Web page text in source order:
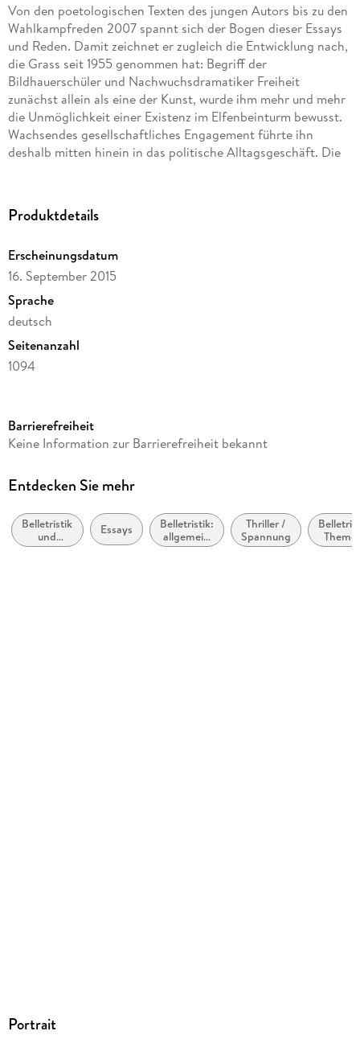
Von den poetologischen Texten des jungen Autors bis zu den
Wahlkampfreden 2007 spannt sich der Bogen dieser Essays
und Reden. Damit zeichnet er zugleich die Entwicklung nach,
die Grass seit 1955 genommen hat: Begriff der
Bildhauerschüler und Nachwuchsdramatiker Freiheit
zunächst allein als eine der Kunst, wurde ihm mehr und mehr
die Unmöglichkeit einer Existenz im Elfenbeinturm bewusst.
Wachsendes gesellschaftliches Engagement führte ihn
deshalb mitten hinein in das politische Alltagsgeschäft. Die
einnehmen, die ihm bis heute zu eigen ist.
Produktdetails
Erscheinungsdatum
16. September 2015
Sprache
deutsch
Seitenanzahl
1094
Autor/Autorin
Verlag/Hersteller
Kopierschutz
mit Wasserzeichen versehen
Barrierefreiheit
Keine Information zur Barrierefreiheit bekannt
Entdecken Sie mehr
Belletristik
und
verwandte
Essays
Belletristik:
allgemein
und
Thriller /
Spannung
Portrait